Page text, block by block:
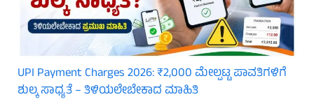
UPI Payment Charges 2026: ₹2,000 ಮೇಲ್ಪಟ್ಟ ಪಾವತಿಗಳಿಗೆ
ಶುಲ್ಕ ಸಾಧ್ಯತೆ – ತಿಳಿಯಲೇಬೇಕಾದ ಮಾಹಿತಿ